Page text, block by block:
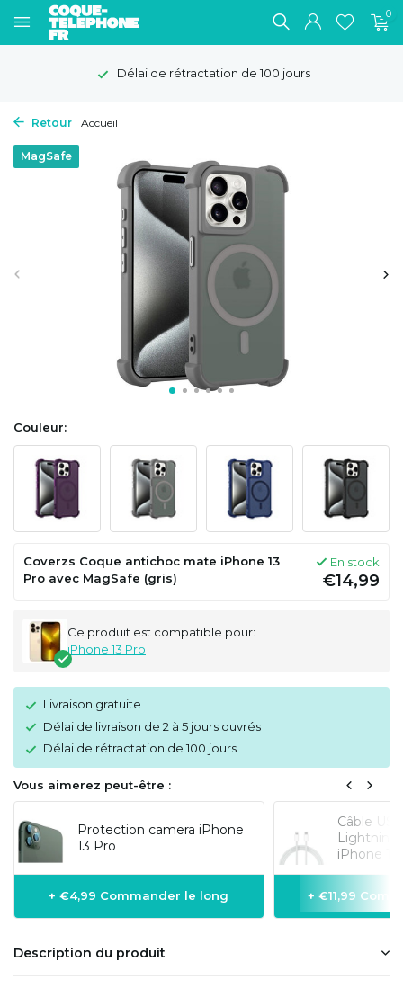
0
Délai de rétractation de 100 jours
Retour Accueil
MagSafe
Couleur:
Coverzs Coque antichoc mate iPhone 13
Pro avec MagSafe (gris)
En stock
€14,99
Ce produit est compatible pour:
iPhone 13 Pro
Livraison gratuite
Délai de livraison de 2 à 5 jours ouvrés
Délai de rétractation de 100 jours
Vous aimerez peut-être :
Protection camera iPhone
13 Pro
+ €4,99 Commander le long
Câble
Lightning
iPhone 1
+ €11,99
Description du produit